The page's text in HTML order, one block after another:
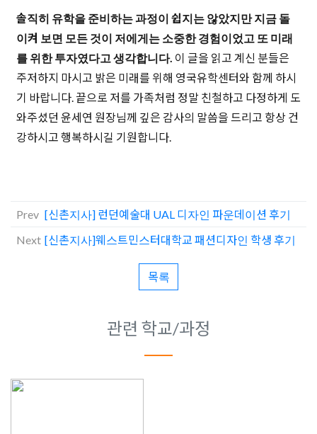
솔직히 유학을 준비하는 과정이 쉽지는 않았지만 지금 돌
이켜 보면 모든 것이 저에게는 소중한 경험이었고 또 미래
를 위한 투자였다고 생각합니다. 이 글을 읽고 계신 분들은
주저하지 마시고 밝은 미래를 위해 영국유학센터와 함께 하시
기 바랍니다. 끝으로 저를 가족처럼 정말 친철하고 다정하게 도
와주셨던 윤세연 원장님께 깊은 감사의 말씀을 드리고 항상 건
강하시고 행복하시길 기원합니다.
Prev [신촌지사] 런던예술대 UAL 디자인 파운데이션 후기
Next [신촌지사]웨스트민스터대학교 패션디자인 학생 후기
목록
관련 학교/과정